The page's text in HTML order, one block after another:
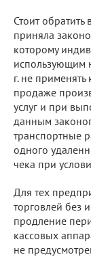
Стоит
приняла
которому
использующим
г. не
продаже
услуг и при
данным
транспортные
одного
чека при
Для тех
торговлей без
продление
кассовых
не